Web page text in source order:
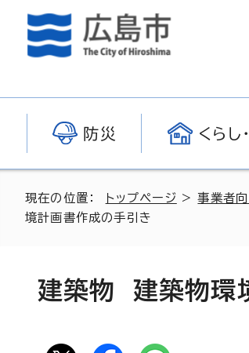
防災 くらし
現在の位置： トップページ >事業者
境計画書作成の手引き
建築物 建築物環